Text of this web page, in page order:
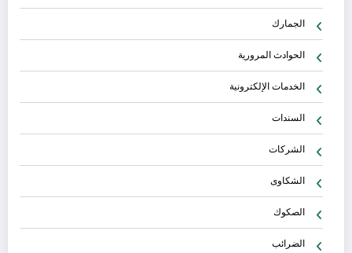
الجمارك
الحوادث المرورية
الخدمات الإلكترونية
السندات
الشركات
الشكاوى
الصكوك
الضرائب